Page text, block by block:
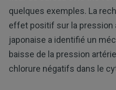
quelques exemples. La
effet positif sur la pression
japonaise a identifié un
baisse de la pression
chlorure négatifs dans le